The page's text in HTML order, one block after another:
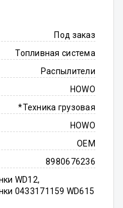
Под заказ
Топливная система
Распылители
HOWO
*Техника грузовая
HOWO
OEM
8980676236
WD12,
0433171159 WD615